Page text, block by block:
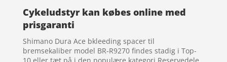
Cykeludstyr kan købes online med
prisgaranti
Shimano Dura Ace bkleeding spacer til
bremsekaliber model BR-R9270 findes stadig i Top-